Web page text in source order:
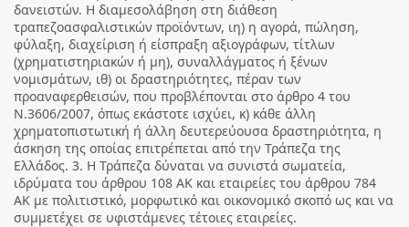
δανειστών. Η διαμεσολάβηση στη διάθεση
τραπεζοασφαλιστικών προϊόντων, ιη) η αγορά, πώληση,
φύλαξη, διαχείριση ή είσπραξη αξιογράφων, τίτλων
(χρηματιστηριακών ή μη), συναλλάγματος ή ξένων
νομισμάτων, ιθ) οι δραστηριότητες, πέραν των
προαναφερθεισών, που προβλέπονται στo άρθρο 4 του
Ν.3606/2007, όπως εκάστοτε ισχύει, κ) κάθε άλλη
χρηματοπιστωτική ή άλλη δευτερεύουσα δραστηριότητα, η
άσκηση της οποίας επιτρέπεται από την Τράπεζα της
Ελλάδος. 3. Η Τράπεζα δύναται να συνιστά σωματεία,
ιδρύματα του άρθρου 108 ΑΚ και εταιρείες του άρθρου 784
ΑΚ με πολιτιστικό, μορφωτικό και οικονομικό σκοπό ως και να
συμμετέχει σε υφιστάμενες τέτοιες εταιρείες.